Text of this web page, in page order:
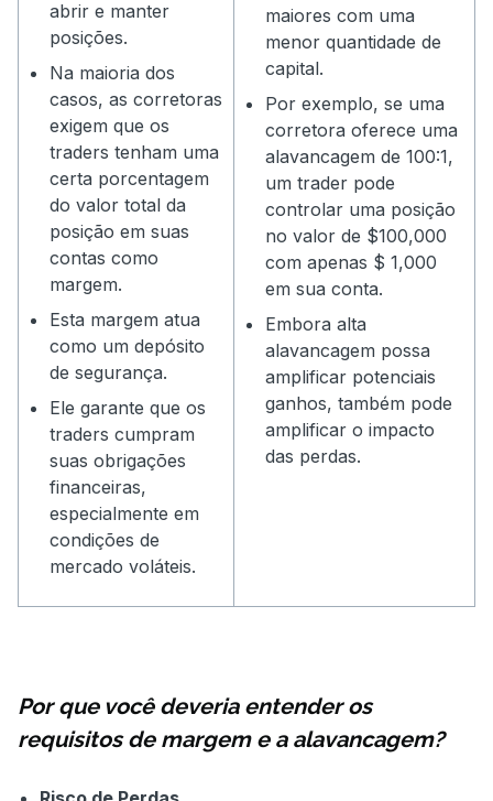
abrir e manter
posições.
Na maioria dos
casos, as corretoras
exigem que os
traders tenham uma
certa porcentagem
do valor total da
posição em suas
contas como
margem.
Esta margem atua
como um depósito
de segurança.
Ele garante que os
traders cumpram
suas obrigações
financeiras,
especialmente em
condições de
mercado voláteis.
maiores com uma
menor quantidade de
capital.
Por exemplo, se uma
corretora oferece uma
alavancagem de 100:1,
um trader pode
controlar uma posição
no valor de $100,000
com apenas $ 1,000
em sua conta.
Embora alta
alavancagem possa
amplificar potenciais
ganhos, também pode
amplificar o impacto
das perdas.
Por que você deveria entender os
requisitos de margem e a alavancagem?